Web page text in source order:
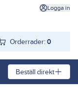
Logga in
Orderrader: 0
Beställ direkt